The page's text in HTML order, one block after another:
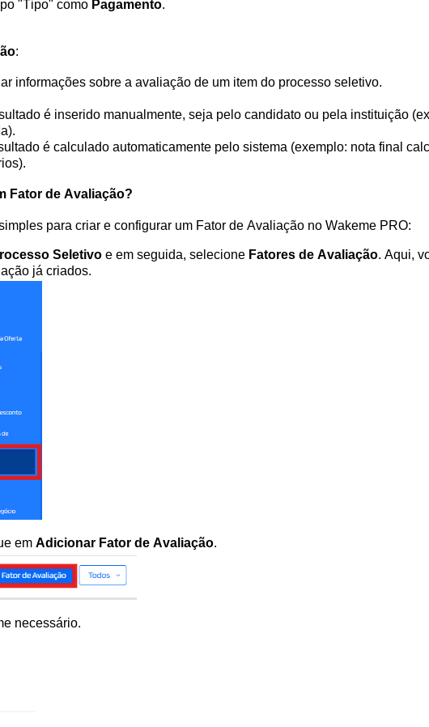
"Tipo" como Pagamento.
:
informações sobre a avaliação de um item do processo seletivo.
é inserido manualmente, seja pelo candidato ou pela instituição
é calculado automaticamente pelo sistema (exemplo: nota final
Fator de Avaliação?
para criar e configurar um Fator de Avaliação no Wakeme PRO:
Seletivo e em seguida, selecione Fatores de Avaliação. Aqui,
já criados.
em Adicionar Fator de Avaliação.
necessário.